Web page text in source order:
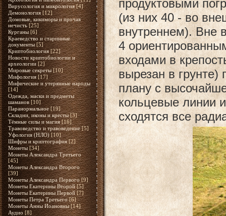
Вирусология и микрология [4]
Демонология [12]
Домовые, кикиморы и прочая
нечисть [25]
Курганы [6]
Краеведство и старинные
документы [5]
Криптобиология [22]
Новости криптобиологии и
археологии [2]
Мировые секреты [10]
Мифология [17]
Мифические и утерянные народы
[14]
Одежда, маски и предметы
шаманов [10]
Паранормальное [19]
Складни, иконы и кресты [3]
Тёмные силы и магия [16]
Травоведство и травоведение [5]
Уфология (НЛО) [10]
Шифры и криптография [2]
Монеты [34]
Монеты Александра Третьего
[45]
Монеты Александра Второго
[39]
Монеты Александра Первого [9]
Монеты Екатерины Второй [5]
Монеты Екатерины Первой [7]
Монеты Петра Третьего [6]
Монеты Анны Иоановны [14]
Аудио [8]
продуктовыми
(из них 40 - во
внутреннем). Вне
4
входами в
вырезан в грунте)
плану с
кольцевые линии
сходятся все